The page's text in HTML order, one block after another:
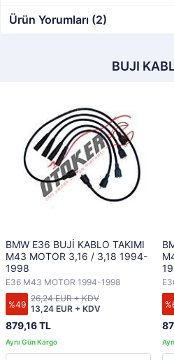
Ürün Yorumları (2)
BUJI
BMW E36 BUJİ KABLO TAKIMI
M43 MOTOR 3,16 / 3,18 1994-
1998
E36 M43 MOTOR 1994-1998
%49
879,16 TL
13,24 EUR + KDV
26,24 EUR + KDV